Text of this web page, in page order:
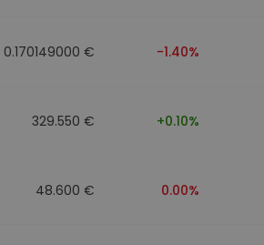
0.170149000 € -1.40%
329.550 € +0.10%
48.600 € 0.00%